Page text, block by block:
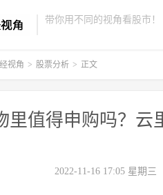
带你用不同的视角看股市！
视角 > 股票分析 > 正文
里值得申购吗？云
2022-11-16 17:05 星期三